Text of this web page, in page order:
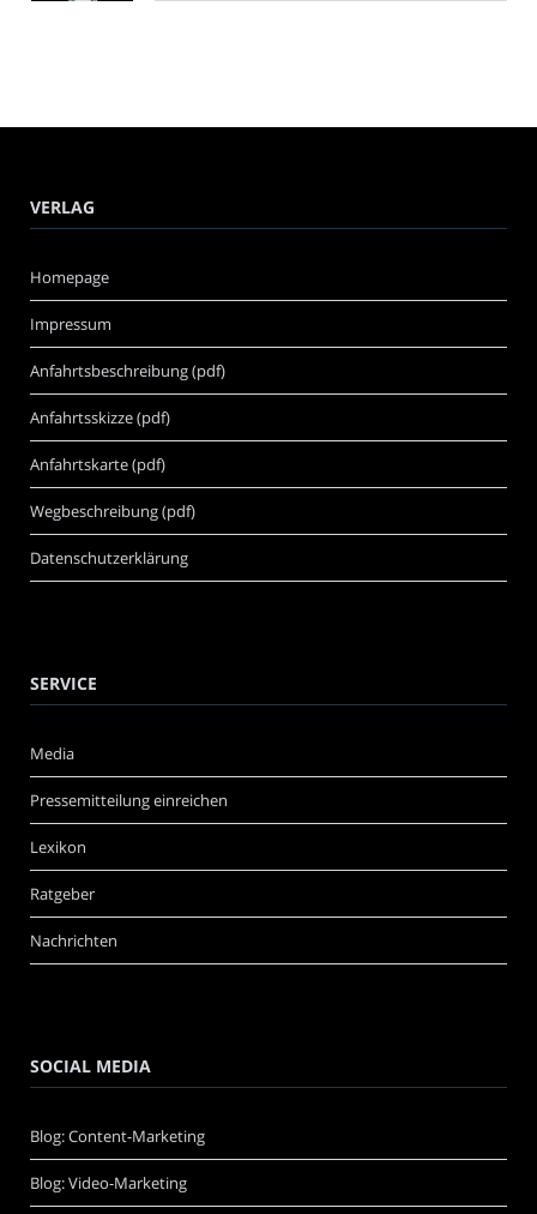
VERLAG
Homepage
Impressum
Anfahrtsbeschreibung (pdf)
Anfahrtsskizze (pdf)
Anfahrtskarte (pdf)
Wegbeschreibung (pdf)
Datenschutzerklärung
SERVICE
Media
Pressemitteilung einreichen
Lexikon
Ratgeber
Nachrichten
SOCIAL MEDIA
Blog: Content-Marketing
Blog: Video-Marketing